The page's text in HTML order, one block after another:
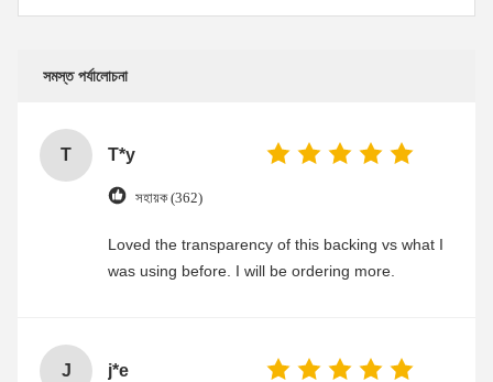
সমস্ত পর্যালোচনা
T T*y
সহায়ক (362)
Loved the transparency of this backing vs what I
was using before. I will be ordering more.
J j*e